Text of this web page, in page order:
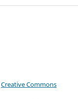
Creative Commons